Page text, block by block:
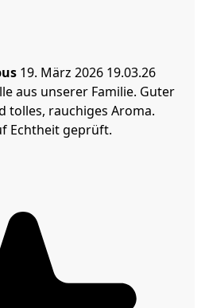
19. März 2026 19.03.26
aus unserer Familie. Guter
tolles, rauchiges Aroma.
Echtheit geprüft.